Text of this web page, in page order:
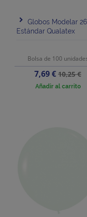
Globos Modelar
Estándar Qualatex
Bolsa de 100
Precio
7,69 €Precio
base
10,25 €
Añadir al carrito